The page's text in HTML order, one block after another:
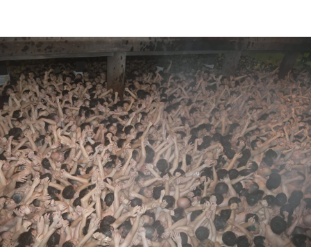
お知らせ
イベント・グッズ
YouTube
会社情報